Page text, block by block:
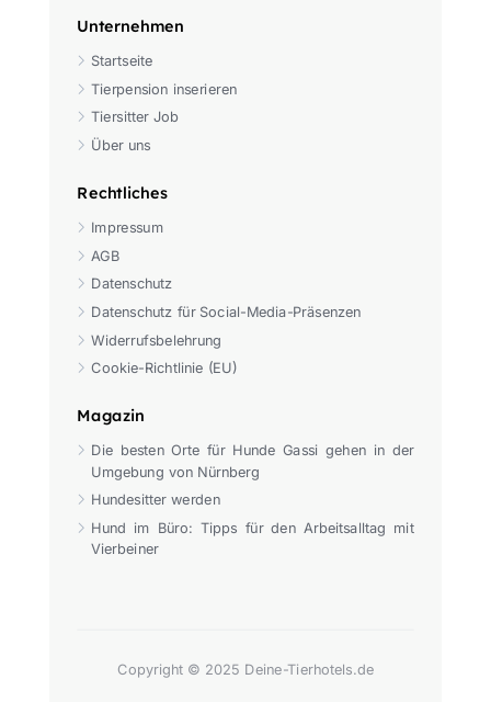
Unternehmen
Startseite
Tierpension inserieren
Tiersitter Job
Über uns
Rechtliches
Impressum
AGB
Datenschutz
Datenschutz für Social-Media-Präsenzen
Widerrufsbelehrung
Cookie-Richtlinie (EU)
Magazin
Die besten Orte für Hunde Gassi gehen in der
Umgebung von Nürnberg
Hundesitter werden
Hund im Büro: Tipps für den Arbeitsalltag mit
Vierbeiner
Copyright © 2025 Deine-Tierhotels.de